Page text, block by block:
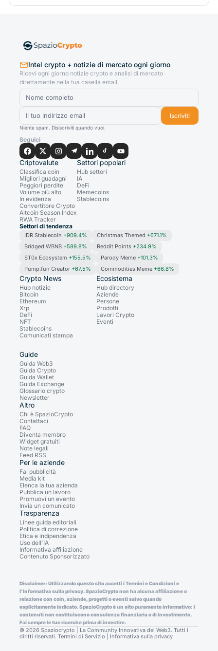
Intel crypto + notizie di mercato ogni giorno
Ricevi ogni giorno notizie crypto e analisi di mercato
direttamente nella tua casella email.
Iscriviti
Niente spam. Disiscriviti quando vuoi.
Seguici
Criptovalute
Classifica coin
Migliori guadagni
Peggiori perdite
Volume più alto
In evidenza
Convertitore Crypto
Altcoin Season Index
RWA Tracker
Settori popolari
Hub settori
IA
DeFi
Memecoins
Stablecoins
Settori di tendenza
IDR Stablecoin +909.4% Christmas Themed +671.1%
Bridged WBNB +589.8% Reddit Points +234.9%
ST0x Ecosystem +155.5% Parody Meme +101.3%
Pump.fun Creator +67.5% Commodities Meme +66.8%
Crypto News
Hub notizie
Bitcoin
Ethereum
Xrp
DeFi
NFT
Stablecoins
Comunicati stampa
Ecosistema
Hub directory
Aziende
Persone
Prodotti
Lavori Crypto
Eventi
Guide
Guida Web3
Guida Crypto
Guida Wallet
Guida Exchange
Glossario crypto
Newsletter
Altro
Chi è SpazioCrypto
Contattaci
FAQ
Diventa membro
Widget gratuiti
Note legali
Feed RSS
Per le aziende
Fai pubblicità
Media kit
Elenca la tua azienda
Pubblica un lavoro
Promuovi un evento
Invia un comunicato
Trasparenza
Linee guida editoriali
Politica di correzione
Etica e indipendenza
Uso dell'IA
Informativa affiliazione
Contenuto Sponsorizzato
Disclaimer: Utilizzando questo sito accetti i Termini e Condizioni e
l'Informativa sulla privacy. SpazioCrypto non ha alcuna affiliazione o
relazione con coin, aziende, progetti o eventi salvo quando
esplicitamente indicato. SpazioCrypto è un sito puramente informativo: i
contenuti non costituiscono consulenza finanziaria o di investimento.
Fai sempre le tue ricerche prima di investire.
© 2026 Spaziocrypto | La Community Innovativa del Web3. Tutti i
diritti riservati. Termini di Servizio Informativa sulla privacy